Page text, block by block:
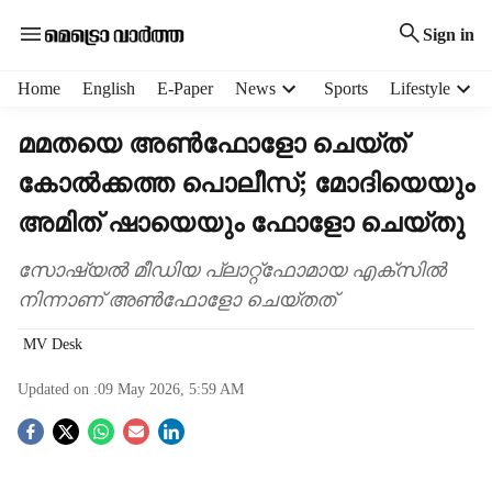
Sign in
Home English E-Paper News Sports Lifestyle
മമതയെ അൺഫോളോ ചെയ്ത്
കോൽക്കത്ത പൊലീസ്; മോദിയെയും
അമിത് ഷായെയും ഫോളോ ചെയ്തു
സോഷ്യൽ മീഡിയ പ്ലാറ്റ്ഫോമായ എക്സിൽ
നിന്നാണ് അൺഫോളോ ചെയ്തത്
MV Desk
Updated on :09 May 2026, 5:59 AM
S